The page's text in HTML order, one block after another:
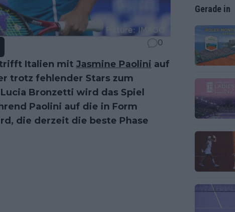
0
trifft Italien mit Jasmine Paolini auf
trotz fehlender Stars zum
Bronzetti wird das Spiel
Paolini auf die in Form
die derzeit die beste Phase
Gerade in